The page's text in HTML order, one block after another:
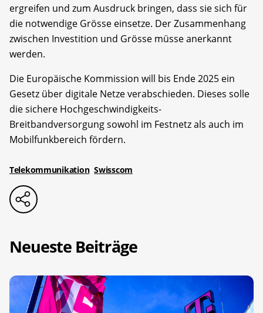
ergreifen und zum Ausdruck bringen, dass sie sich für
die notwendige Grösse einsetze. Der Zusammenhang
zwischen Investition und Grösse müsse anerkannt
werden.
Die Europäische Kommission will bis Ende 2025 ein
Gesetz über digitale Netze verabschieden. Dieses solle
die sichere Hochgeschwindigkeits-
Breitbandversorgung sowohl im Festnetz als auch im
Mobilfunkbereich fördern.
Telekommunikation Swisscom
Neueste Beiträge